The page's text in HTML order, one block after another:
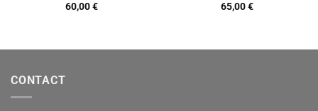
60,00€
65,00€
CONTACT